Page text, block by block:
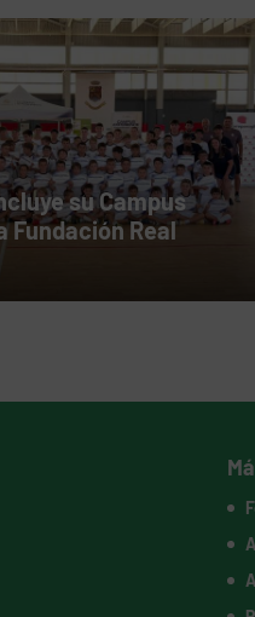
su Campus
Fundación Real